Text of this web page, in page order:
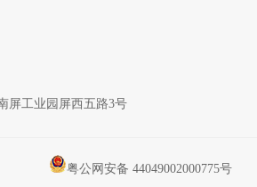
屏工业园屏西五路3号
粤公网安备 44049002000775号